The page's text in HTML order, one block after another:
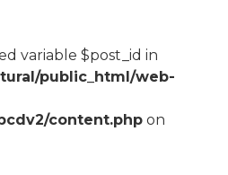
variable $post_id in
public_html/web-
content.phpon